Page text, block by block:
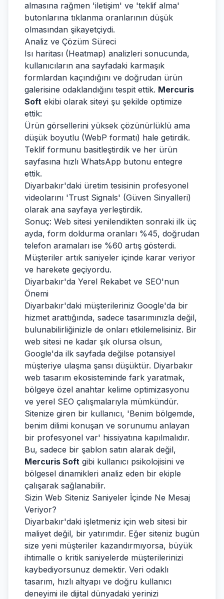
almasına rağmen 'iletişim' ve 'teklif alma'
butonlarına tıklanma oranlarının düşük
olmasından şikayetçiydi.
Analiz ve Çözüm Süreci
Isı haritası (Heatmap) analizleri sonucunda,
kullanıcıların ana sayfadaki karmaşık
formlardan kaçındığını ve doğrudan ürün
galerisine odaklandığını tespit ettik. Mercuris
Soft ekibi olarak siteyi şu şekilde optimize
ettik:
Ürün görsellerini yüksek çözünürlüklü ama
düşük boyutlu (WebP formatı) hale getirdik.
Teklif formunu basitleştirdik ve her ürün
sayfasına hızlı WhatsApp butonu entegre
ettik.
Diyarbakır'daki üretim tesisinin profesyonel
videolarını 'Trust Signals' (Güven Sinyalleri)
olarak ana sayfaya yerleştirdik.
Sonuç: Web sitesi yenilendikten sonraki ilk üç
ayda, form doldurma oranları %45, doğrudan
telefon aramaları ise %60 artış gösterdi.
Müşteriler artık saniyeler içinde karar veriyor
ve harekete geçiyordu.
Diyarbakır'da Yerel Rekabet ve SEO'nun
Önemi
Diyarbakır'daki müşterileriniz Google'da bir
hizmet arattığında, sadece tasarımınızla değil,
bulunabilirliğinizle de onları etkilemelisiniz. Bir
web sitesi ne kadar şık olursa olsun,
Google'da ilk sayfada değilse potansiyel
müşteriye ulaşma şansı düşüktür. Diyarbakır
web tasarım ekosisteminde fark yaratmak,
bölgeye özel anahtar kelime optimizasyonu
ve yerel SEO çalışmalarıyla mümkündür.
Sitenize giren bir kullanıcı, 'Benim bölgemde,
benim dilimi konuşan ve sorunumu anlayan
bir profesyonel var' hissiyatına kapılmalıdır.
Bu, sadece bir şablon satın alarak değil,
Mercuris Soft gibi kullanıcı psikolojisini ve
bölgesel dinamikleri analiz eden bir ekiple
çalışarak sağlanabilir.
Sizin Web Siteniz Saniyeler İçinde Ne Mesaj
Veriyor?
Diyarbakır'daki işletmeniz için web sitesi bir
maliyet değil, bir yatırımdır. Eğer siteniz bugün
size yeni müşteriler kazandırmıyorsa, büyük
ihtimalle o kritik saniyelerde müşterilerinizi
kaybediyorsunuz demektir. Veri odaklı
tasarım, hızlı altyapı ve doğru kullanıcı
deneyimi ile dijital dünyadaki yerinizi